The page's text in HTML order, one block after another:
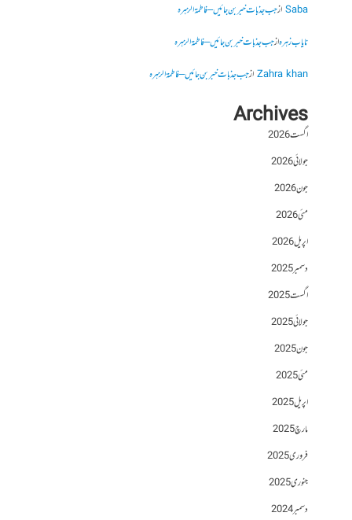
Sabaازجب جذبات خبر بن جائیں – فاطمۃالزہرہ
نایاب زہرہازجب جذبات خبر بن جائیں – فاطمۃالزہرہ
Zahra khanازجب جذبات خبر بن جائیں – فاطمۃالزہرہ
Archives
اگست 2026
جولائی 2026
جون 2026
مئی 2026
اپریل 2026
دسمبر 2025
اگست 2025
جولائی 2025
جون 2025
مئی 2025
اپریل 2025
مارچ 2025
فروری 2025
جنوری 2025
دسمبر 2024